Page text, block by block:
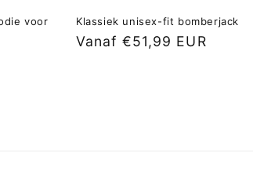
voor
Klassiek unisex-fit bomberjack
Normale
Vanaf €51,99 EUR